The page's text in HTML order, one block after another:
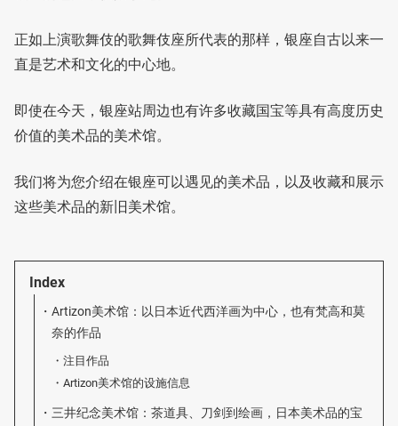
正如上演歌舞伎的歌舞伎座所代表的那样，银座自古以来一
直是艺术和文化的中心地。
即使在今天，银座站周边也有许多收藏国宝等具有高度历史
价值的美术品的美术馆。
我们将为您介绍在银座可以遇见的美术品，以及收藏和展示
这些美术品的新旧美术馆。
Index
Artizon美术馆：以日本近代西洋画为中心，也有梵高和莫
奈的作品
注目作品
Artizon美术馆的设施信息
三井纪念美术馆：茶道具、刀剑到绘画，日本美术品的宝